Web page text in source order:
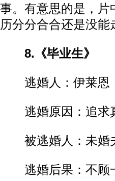
事。有意思的是，片
历分分合合还是没
8.《毕业生》
逃婚人：伊莱恩（
逃婚原因：追求
被逃婚人：未婚
逃婚后果：不顾